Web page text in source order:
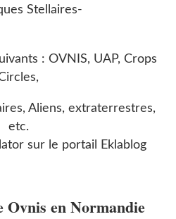
: OVNIS, UAP, Crops
Aliens, extraterrestres,
etc.
sur le portail Eklablog
Ovnis en Normandie